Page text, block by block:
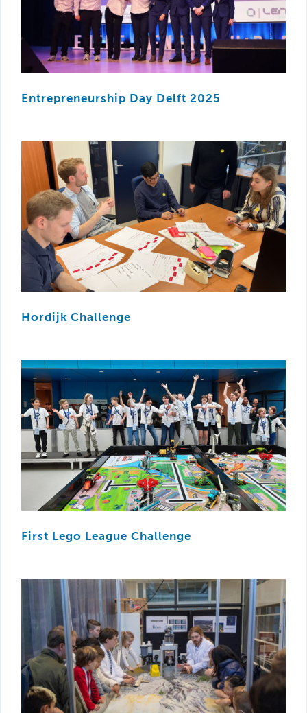
Entrepreneurship Day Delft 2025
Hordijk Challenge
First Lego League Challenge